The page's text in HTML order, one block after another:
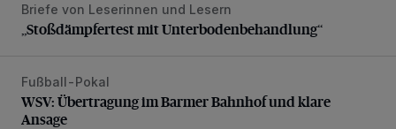
„Stoßdämpfertest mit Unterbodenbehandlung“
Briefe von Leserinnen und Lesern
„Stoßdämpfertest mit Unterbodenbehandlung“
WSV: Übertragung im Barmer Bahnhof und klare Ansage
Fußball-Pokal
WSV: Übertragung im Barmer Bahnhof und klare
Ansage